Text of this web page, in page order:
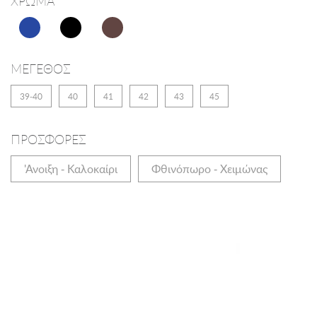
ΜΕΓΕΘΟΣ
39-40 40 41 42 43 45
ΠΡΟΣΦΟΡΕΣ
'Ανοιξη - Καλοκαίρι Φθινόπωρο - Χειμώνας